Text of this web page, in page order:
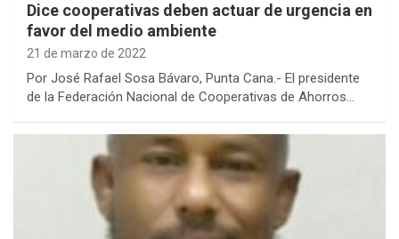
Dice cooperativas deben actuar de urgencia en
favor del medio ambiente
21 de marzo de 2022
Por José Rafael Sosa Bávaro, Punta Cana.- El presidente
de la Federación Nacional de Cooperativas de Ahorros…